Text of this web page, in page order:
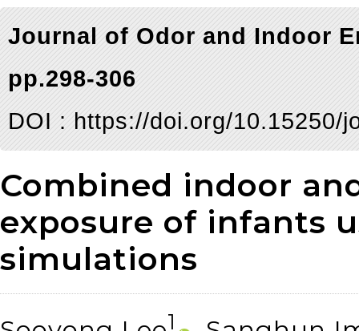
Journal of Odor and Indoor
pp.298-306
DOI : https://doi.org/10.15250/
Combined indoor
exposure of infants
simulations
1